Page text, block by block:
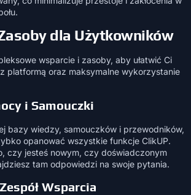
dla Użytkowników
wsparcie i zasoby, aby ułatwić Ci
platformą oraz maksymalne wykorzystanie
i Samouczki
bazy wiedzy, samouczków i przewodników,
opanować wszystkie funkcje ClikUP.
czy jesteś nowym, czy doświadczonym
tam odpowiedzi na swoje pytania.
Wsparcia